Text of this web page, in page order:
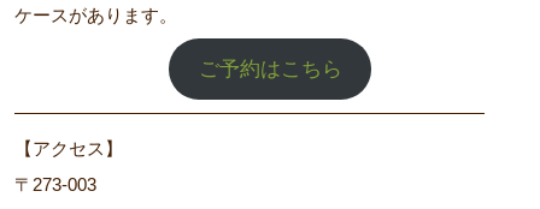
ケースがあります。
ご予約はこちら
――――――――――――――――――――――――――
【アクセス】
〒273-003